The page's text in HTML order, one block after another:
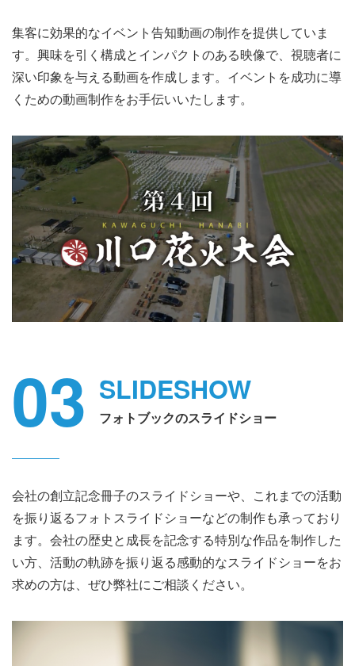
集客に効果的なイベント告知動画の制作を提供していま
す。興味を引く構成とインパクトのある映像で、視聴者に
深い印象を与える動画を作成します。イベントを成功に導
くための動画制作をお手伝いいたします。
03 SLIDESHOW
フォトブックのスライドショー
会社の創立記念冊子のスライドショーや、これまでの活動
を振り返るフォトスライドショーなどの制作も承っており
ます。会社の歴史と成長を記念する特別な作品を制作した
い方、活動の軌跡を振り返る感動的なスライドショーをお
求めの方は、ぜひ弊社にご相談ください。